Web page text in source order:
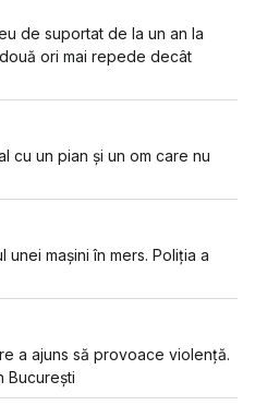
de suportat de la un an la
ori mai repede decât
cu un pian și un om care nu
unei mașini în mers. Poliția a
a ajuns să provoace violență.
București